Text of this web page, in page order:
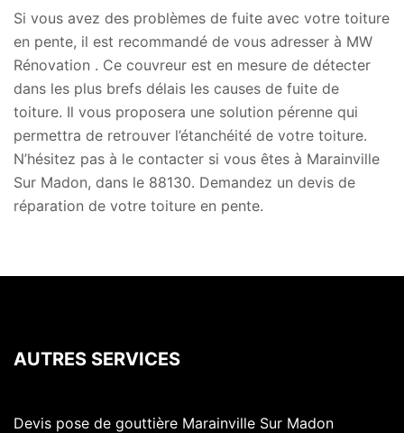
Si vous avez des problèmes de fuite avec votre toiture
en pente, il est recommandé de vous adresser à MW
Rénovation . Ce couvreur est en mesure de détecter
dans les plus brefs délais les causes de fuite de
toiture. Il vous proposera une solution pérenne qui
permettra de retrouver l’étanchéité de votre toiture.
N’hésitez pas à le contacter si vous êtes à Marainville
Sur Madon, dans le 88130. Demandez un devis de
réparation de votre toiture en pente.
AUTRES SERVICES
Devis pose de gouttière Marainville Sur Madon